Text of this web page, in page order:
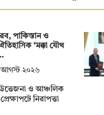
পাকিস্তান ও
‘মক্কা যৌথ
২০২৬
ও আঞ্চলিক
নিরাপত্তা